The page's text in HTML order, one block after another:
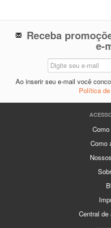
Receba
e-
Ao inserir seu e-mail você
Política
Como
Central de